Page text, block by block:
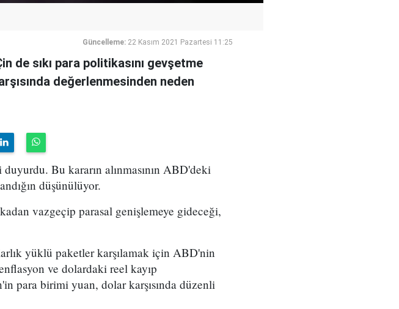
Güncelleme: 22 Kasım 2021 Pazartesi 11:25
de sıkı para politikasını gevşetme
değerlenmesinden neden
Bu kararın alınmasının ABD'deki
düşünülüyor.
vazgeçip parasal genişlemeye gideceği,
yüklü paketler karşılamak için ABD'nin
ve dolardaki reel kayıp
para birimi yuan, dolar karşısında düzenli